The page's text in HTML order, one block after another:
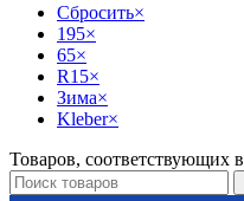
Сбросить×
195×
65×
R15×
Зима×
Kleber×
Товаров, соответствующих